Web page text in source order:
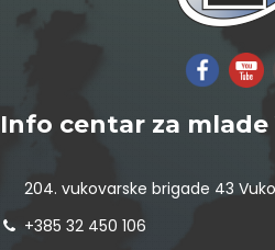
Info centar za mlade
204. vukovarske brigade 43
+385 32 450 106